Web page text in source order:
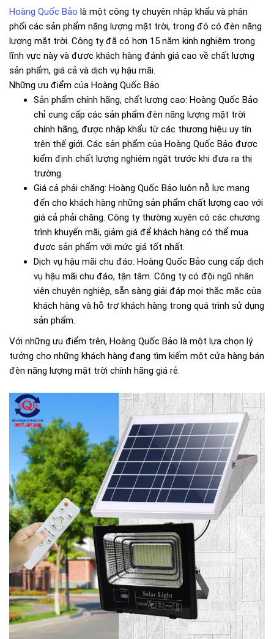
Hoàng Quốc Bảo là một công ty chuyên nhập khẩu và phân
phối các sản phẩm năng lượng mặt trời, trong đó có đèn năng
lượng mặt trời. Công ty đã có hơn 15 năm kinh nghiệm trong
lĩnh vực này và được khách hàng đánh giá cao về chất lượng
sản phẩm, giá cả và dịch vụ hậu mãi.
Những ưu điểm của Hoàng Quốc Bảo
Sản phẩm chính hãng, chất lượng cao: Hoàng Quốc Bảo
chỉ cung cấp các sản phẩm đèn năng lượng mặt trời
chính hãng, được nhập khẩu từ các thương hiệu uy tín
trên thế giới. Các sản phẩm của Hoàng Quốc Bảo được
kiểm định chất lượng nghiêm ngặt trước khi đưa ra thị
trường.
Giá cả phải chăng: Hoàng Quốc Bảo luôn nỗ lực mang
đến cho khách hàng những sản phẩm chất lượng cao với
giá cả phải chăng. Công ty thường xuyên có các chương
trình khuyến mãi, giảm giá để khách hàng có thể mua
được sản phẩm với mức giá tốt nhất.
Dịch vụ hậu mãi chu đáo: Hoàng Quốc Bảo cung cấp dịch
vụ hậu mãi chu đáo, tận tâm. Công ty có đội ngũ nhân
viên chuyên nghiệp, sẵn sàng giải đáp mọi thắc mắc của
khách hàng và hỗ trợ khách hàng trong quá trình sử dụng
sản phẩm.
Với những ưu điểm trên, Hoàng Quốc Bảo là một lựa chọn lý
tưởng cho những khách hàng đang tìm kiếm một cửa hàng bán
đèn năng lượng mặt trời chính hãng giá rẻ.